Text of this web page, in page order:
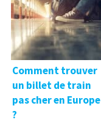
Comment trouver
un billet de train
pas cher en Europe
?